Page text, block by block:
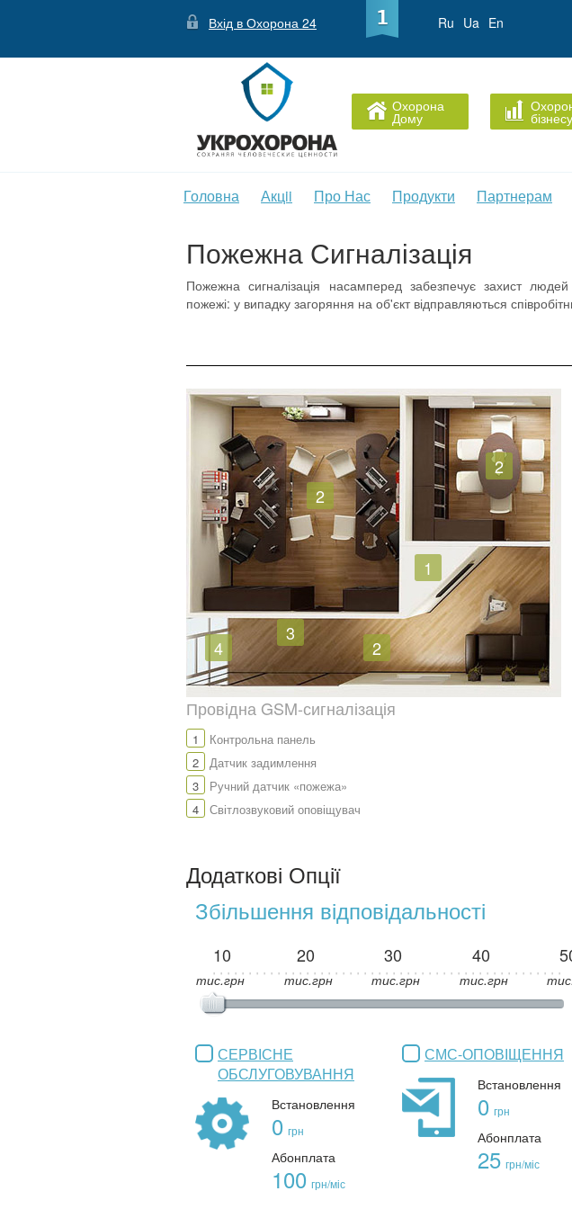
Вхід в Охорона 24 Ru Ua En
Охорона
Дому бізнесу
Головна Акцii Про Нас Продукти Партнерам
Пожежна Сигналізація
Пожежна сигналізація насамперед забезпечує захист людей
пожежі: у випадку загоряння на об'єкт відправляються
1
2
2
2
3
4
Провідна GSM-сигналізація
1
Контрольна панель
2
Датчик задимлення
3
Ручний датчик «пожежа»
4
Світлозвуковий оповіщувач
Додаткові Опції
Збільшення відповідальності
10
тис.грн
20
тис.грн
30
тис.грн
40
тис.грн
СЕРВІСНЕ
ОБСЛУГОВУВАННЯ
Встановлення
0 грн
Абонплата
100 грн/міс
СМС-ОПОВІЩЕННЯ
Встановлення
0 грн
Абонплата
25 грн/міс